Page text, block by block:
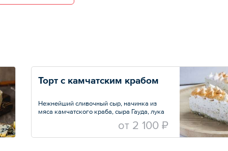
Торт с камчатским крабом
Нежнейший сливочный сыр, начинка из
мяса камчатского краба, сыра Гауда, лука
oт 2 100 ₽